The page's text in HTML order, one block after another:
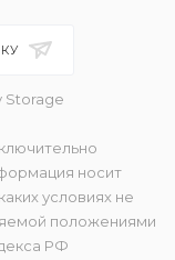
Storage
носит
условиях не
положениями
РФ